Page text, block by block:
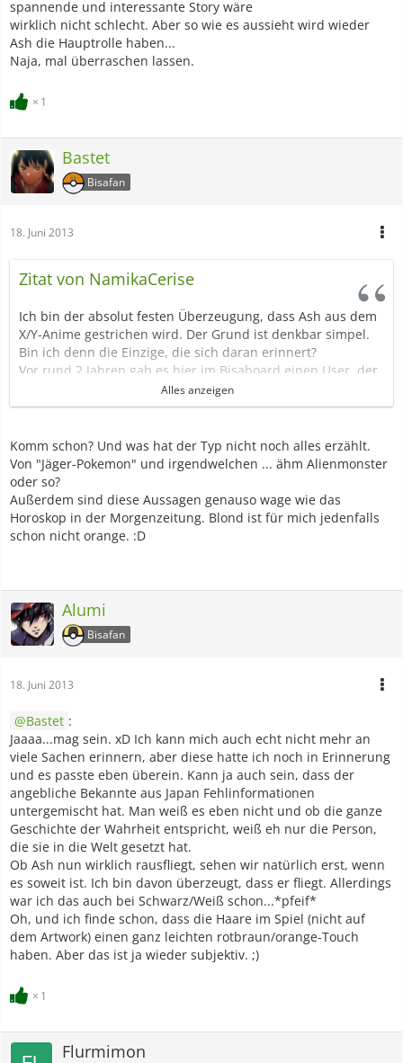
spannende und interessante Story wäre
wirklich nicht schlecht. Aber so wie es aussieht wird wieder
Ash die Hauptrolle haben...
Naja, mal überraschen lassen.
1
Bastet
Bisafan
18. Juni 2013
Zitat von NamikaCerise
Ich bin der absolut festen Überzeugung, dass Ash aus dem
X/Y-Anime gestrichen wird. Der Grund ist denkbar simpel.
Bin ich denn die Einzige, die sich daran erinnert?
Vor rund 2 Jahren gab es hier im Bisaboard einen User, der
ein Thema mit Infos über neue Pokemon-Editionen eröffnet
hatte, die er angeblich von einem Bekannten aus Japan
Ich weiß noch, dass es eine endlos lange Liste war und
andere User daraufhin verlangten, dass er doch bitte
beweisen soll, dass er sich all das nicht nur ausdenkt. Ein
paar Tage später war der Thread weg. Er ist also gelöscht
worden. Was ich durchaus nachvollziehen kann. Als dann
Schwarz/Weiß 2 angekündigt wurden, hatte ich auch den
hatte mir ein bisschen was rausgeschrieben. Der Zettel ist
leider verlorengegangen und ich hab ewig nicht mehr
daram gedacht, aber an ein paar Punkte erinnere ich mich
noch.
man als orange auslegen.)
3) Man sollte seinen Spielcharakter anpassen können.
Kleidung etc. (Ähm...Check!)
Und dann kam der Punkt wegen dem ich hier schreibe:
4) Es sollte einen neuen Anime geben, in dem Ash nicht
mehr dabei sein wird. (Check? Wir werden sehen.)
Erinnert sich wirklich niemand mehr daran? Bin ich die
Einzige?
Sieht so aus als hätte da tatsächlich jemand aus dem
Nähkästchen geplaudert.
Auf nähere Infos zum neuen Anime bin ich jedenfalls total
gespannt. Denn auch das aktuelle japanische Ending sieht
für mich extrem nach einem Ende aus.
Alles anzeigen
Komm schon? Und was hat der Typ nicht noch alles erzählt.
Von "Jäger-Pokemon" und irgendwelchen ... ähm Alienmonster
oder so?
Außerdem sind diese Aussagen genauso wage wie das
Horoskop in der Morgenzeitung. Blond ist für mich jedenfalls
schon nicht orange. :D
Alumi
Bisafan
18. Juni 2013
Bastet :
Jaaaa...mag sein. xD Ich kann mich auch echt nicht mehr an
viele Sachen erinnern, aber diese hatte ich noch in Erinnerung
und es passte eben überein. Kann ja auch sein, dass der
angebliche Bekannte aus Japan Fehlinformationen
untergemischt hat. Man weiß es eben nicht und ob die ganze
Geschichte der Wahrheit entspricht, weiß eh nur die Person,
die sie in die Welt gesetzt hat.
Ob Ash nun wirklich rausfliegt, sehen wir natürlich erst, wenn
es soweit ist. Ich bin davon überzeugt, dass er fliegt. Allerdings
war ich das auch bei Schwarz/Weiß schon...*pfeif*
Oh, und ich finde schon, dass die Haare im Spiel (nicht auf
dem Artwork) einen ganz leichten rotbraun/orange-Touch
haben. Aber das ist ja wieder subjektiv. ;)
1
Flurmimon